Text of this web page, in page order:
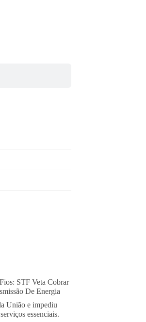
STF Veta Cobrar
De Energia
União e impediu
essenciais.